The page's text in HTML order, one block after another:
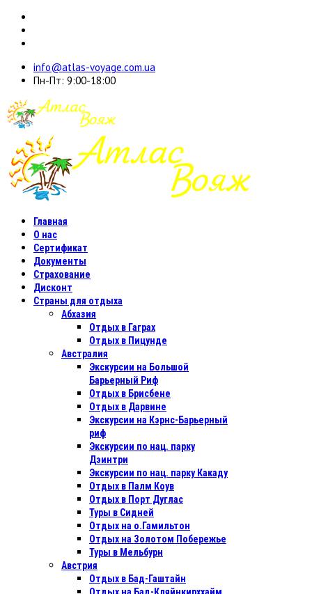
info@atlas-voyage.com.ua
Пн-Пт: 9:00-18:00
Главная
О нас
Сертификат
Документы
Страхование
Дисконт
Страны для отдыха
Абхазия
Отдых в Гаграх
Отдых в Пицунде
Австралия
Экскурсии на Большой
Барьерный Риф
Отдых в Бриcбене
Отдых в Дарвине
Экскурсии на Кэрнс-Барьерный
риф
Экскурсии по нац. парку
Дэинтри
Экскурсии по нац. парку Какаду
Отдых в Палм Коув
Отдых в Порт Дуглас
Туры в Сидней
Отдых на о.Гамильтон
Отдых на Золотом Побережье
Туры в Мельбурн
Австрия
Отдых в Бад-Гаштайн